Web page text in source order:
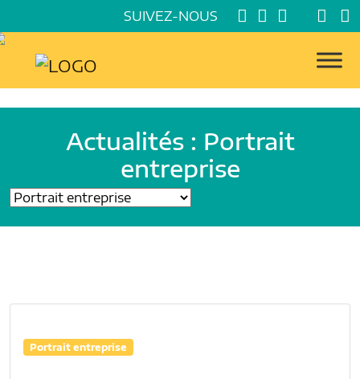
SUIVEZ-NOUS
Actualités : Portrait
entreprise
Portrait entreprise